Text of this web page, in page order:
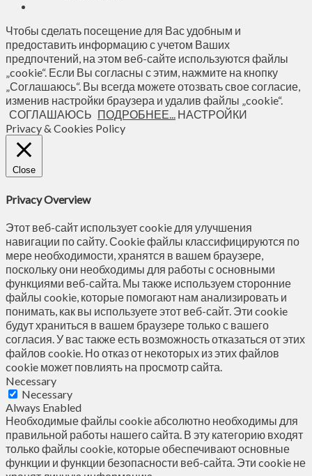
Чтобы сделать посещение для Вас удобным и
предоставить информацию с учетом Ваших
предпочтений, на этом веб-сайте используются файлы
„cookie“. Если Вы согласны с этим, нажмите на кнопку
„Соглашаюсь“. Вы всегда можете отозвать свое согласие,
изменив настройки браузера и удалив файлы „cookie“.
СОГЛАШАЮСЬ ПОДРОБНЕЕ... НАСТРОЙКИ
Privacy & Cookies Policy
Close
Privacy Overview
Этот веб-сайт использует cookie для улучшения
навигации по сайту. Сookie файлы классифицируются по
мере необходимости, хранятся в вашем браузере,
поскольку они необходимы для работы с основными
функциями веб-сайта. Мы также используем сторонние
файлы cookie, которые помогают нам анализировать и
понимать, как вы используете этот веб-сайт. Эти cookie
будут храниться в вашем браузере только с вашего
согласия. У вас также есть возможность отказаться от этих
файлов cookie. Но отказ от некоторых из этих файлов
cookie может повлиять на просмотр сайта.
Necessary
Necessary
Always Enabled
Необходимые файлы cookie абсолютно необходимы для
правильной работы нашего сайта. В эту категорию входят
только файлы cookie, которые обеспечивают основные
функции и функции безопасности веб-сайта. Эти cookie не